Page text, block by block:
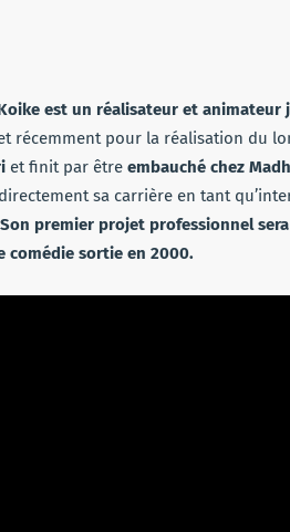
est un réalisateur et animateur
récemment pour la réalisation du
et finit par être embauché chez
sa carrière en tant
Son premier projet professionnel
comédie sortie en 2000.